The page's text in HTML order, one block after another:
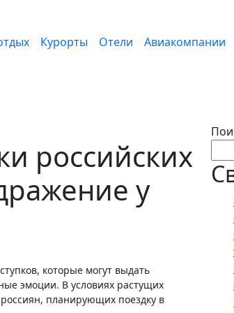
Курорты Отели
Авиакомпании
российских
у
эмоции. В условиях растущих
планирующих поездку в